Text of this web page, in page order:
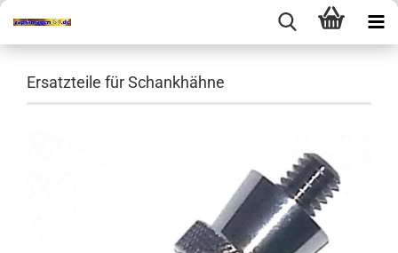
Ersatzteile für Schankhähne